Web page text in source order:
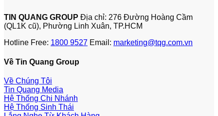
TIN QUANG GROUP Địa chỉ: 276 Đường Hoàng Cầm
(QL1K cũ), Phường Linh Xuân, TP.HCM
Hotline Free: 1800 9527 Email: marketing@tqg.com.vn
Về Tin Quang Group
Về Chúng Tôi
Tin Quang Media
Hệ Thống Chi Nhánh
Hệ Thống Sinh Thái